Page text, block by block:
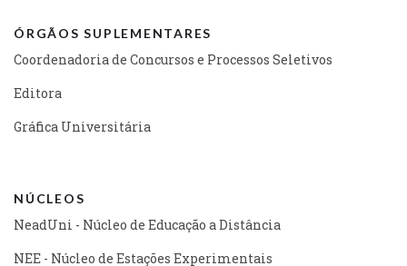
ÓRGÃOS SUPLEMENTARES
Coordenadoria de Concursos e Processos Seletivos
Editora
Gráfica Universitária
NÚCLEOS
NeadUni - Núcleo de Educação a Distância
NEE - Núcleo de Estações Experimentais